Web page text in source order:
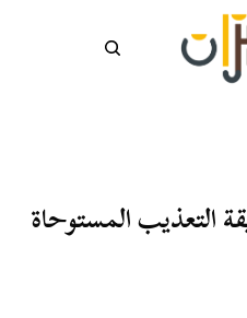
التعذيب المستوحاة